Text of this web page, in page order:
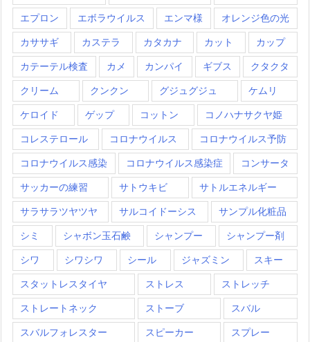
エプロン エボラウイルス エンマ様 オレンジ色の光
カササギ カステラ カタカナ カット カップ
カテーテル検査 カメ カンパイ ギブス クタクタ
クリーム クンクン グジュグジュ ケムリ
ケロイド ゲップ コットン コノハナサクヤ姫
コレステロール コロナウイルス コロナウイルス予防
コロナウイルス感染 コロナウイルス感染症 コンサータ
サッカーの練習 サトウキビ サトルエネルギー
サラサラツヤツヤ サルコイドーシス サンプル化粧品
シミ シャボン玉石鹸 シャンプー シャンプー剤
シワ シワシワ シール ジャズミン スキー
スタットレスタイヤ ストレス ストレッチ
ストレートネック ストーブ スバル
スバルフォレスター スピーカー スプレー